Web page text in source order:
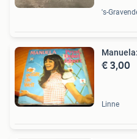
's-
€ 3,00
Linne